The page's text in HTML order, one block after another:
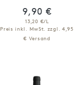
9,90 €
13,20 €/L
Preis inkl. MwSt. zzgl. 4,95
€ Versand